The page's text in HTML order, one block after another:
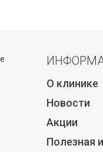
О клинике
Новости
Акции
Полезная